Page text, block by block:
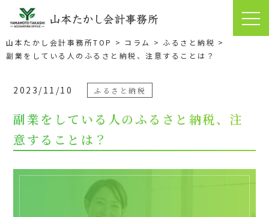
副業をしている人のふるさと納税、注意することは？｜難波の税理
士【山本たかし会計事務所】クラウド会計・相談無料
山本たかし会計事務所TOP コラム
ふるさと納税
副業をしている人のふるさと納税、注意することは？
2023/11/10 ふるさと納税
副業をしている人のふるさと納税、注
意することは？